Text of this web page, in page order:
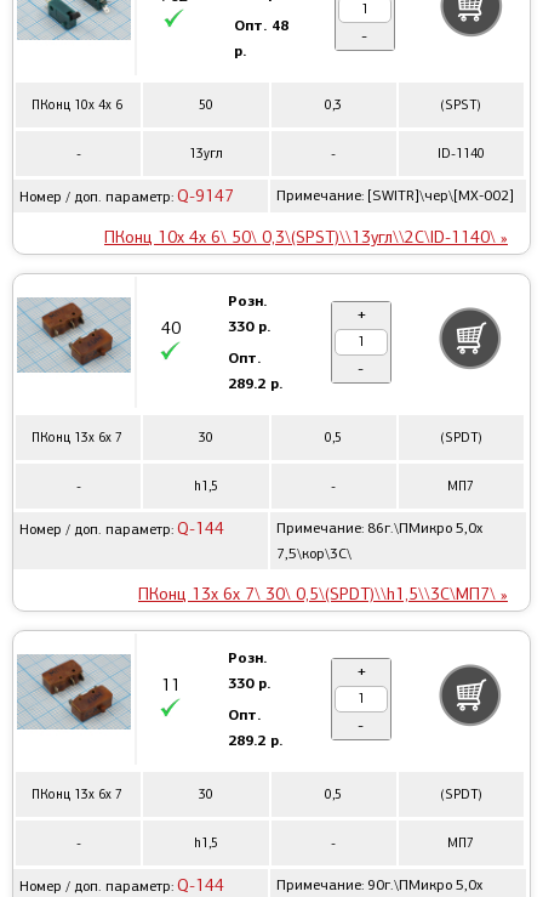
ПКонц 10x 4x 6 50 0,3 (SPST)
- 13угл - ID-1140
Номер / доп. параметр: Q-9147 Примечание: [SWITR]\чер\[MX-002]
ПКонц 10x 4x 6\ 50\ 0,3\(SPST)\\13угл\\2C\ID-1140\ »
Опт. 48
р.
-
ПКонц 13x 6x 7 30 0,5 (SPDT)
- h1,5 - МП7
Номер / доп. параметр: Q-144
Примечание: 86г.\ПМикро 5,0x
7,5\кор\3C\
ПКонц 13x 6x 7\ 30\ 0,5\(SPDT)\\h1,5\\3C\МП7\ »
40
Розн.
330 р.
Опт.
289.2 р.
+
-
ПКонц 13x 6x 7 30 0,5 (SPDT)
- h1,5 - МП7
Номер / доп. параметр: Q-144
Примечание: 90г.\ПМикро 5,0x
11
Розн.
330 р.
Опт.
289.2 р.
+
-